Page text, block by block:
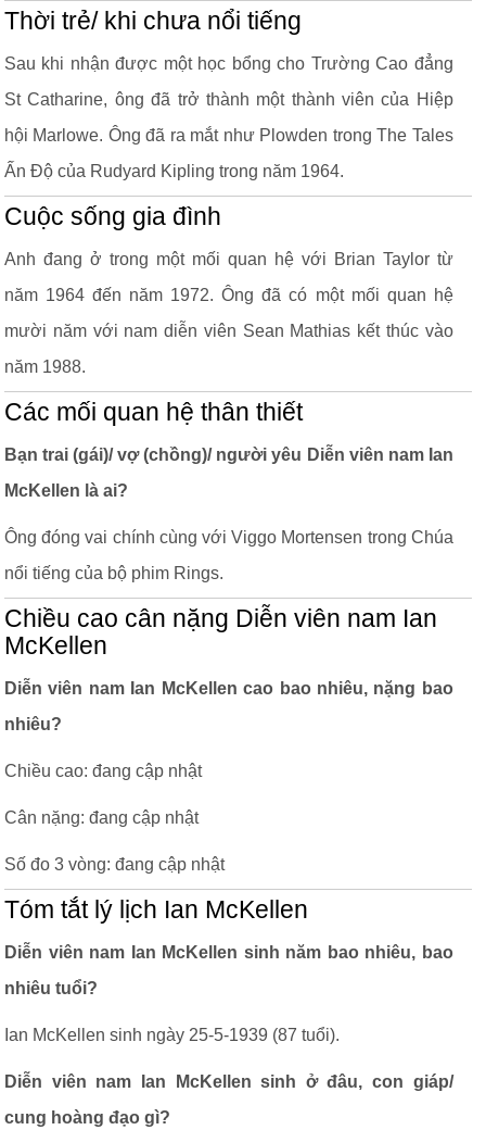
Thời trẻ/ khi chưa nổi tiếng
Sau khi nhận được một học bổng cho Trường Cao đẳng
St Catharine, ông đã trở thành một thành viên của Hiệp
hội Marlowe. Ông đã ra mắt như Plowden trong The Tales
Ấn Độ của Rudyard Kipling trong năm 1964.
Cuộc sống gia đình
Anh đang ở trong một mối quan hệ với Brian Taylor từ
năm 1964 đến năm 1972. Ông đã có một mối quan hệ
mười năm với nam diễn viên Sean Mathias kết thúc vào
năm 1988.
Các mối quan hệ thân thiết
Bạn trai (gái)/ vợ (chồng)/ người yêu Diễn viên nam Ian
McKellen là ai?
Ông đóng vai chính cùng với Viggo Mortensen trong Chúa
nổi tiếng của bộ phim Rings.
Chiều cao cân nặng Diễn viên nam Ian
McKellen
Diễn viên nam Ian McKellen cao bao nhiêu, nặng bao
nhiêu?
Chiều cao: đang cập nhật
Cân nặng: đang cập nhật
Số đo 3 vòng: đang cập nhật
Tóm tắt lý lịch Ian McKellen
Diễn viên nam Ian McKellen sinh năm bao nhiêu, bao
nhiêu tuổi?
Ian McKellen sinh ngày 25-5-1939 (87 tuổi).
Diễn viên nam Ian McKellen sinh ở đâu, con giáp/
cung hoàng đạo gì?